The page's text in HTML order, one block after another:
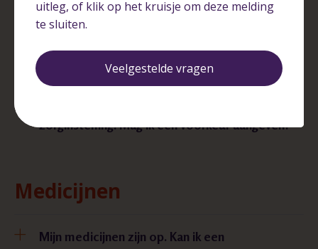
Verwijzing
zorginstelling. Mag ik een voorkeur aangeven?
Medicijnen
Mijn medicijnen zijn op. Kan ik een
uitleg, of klik op het kruisje om deze melding
te sluiten.
Veelgestelde vragen